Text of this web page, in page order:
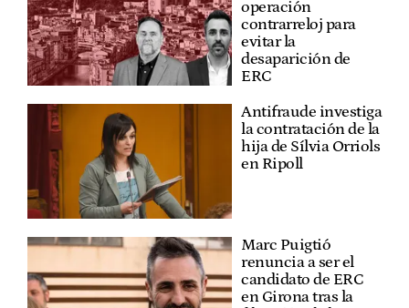
operación
contrarreloj para
evitar la
desaparición de
ERC
Antifraude investiga
la contratación de la
hija de Sílvia Orriols
en Ripoll
Marc Puigtió
renuncia a ser el
candidato de ERC
en Girona tras la